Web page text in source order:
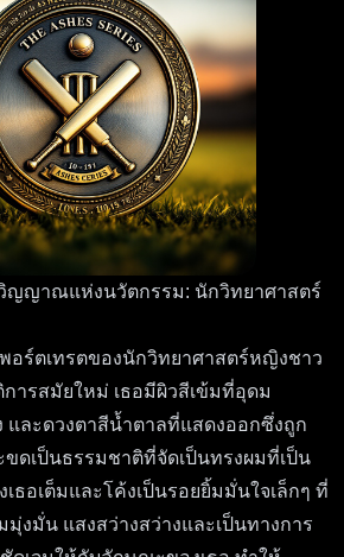
ญญาณแห่งนวัตกรรม: นักวิทยาศาสตร์
อร์ตเทรตของนักวิทยาศาสตร์หญิงชาว
ารสมัยใหม่ เธอมีผิวสีเข้มที่อุดม
ละดวงตาสีน้ำตาลที่แสดงออกซึ่งถูก
ดเป็นธรรมชาติที่จัดเป็นทรงผมที่เป็น
ธอเต็มและโค้งเป็นรอยยิ้มมั่นใจเล็กๆ ที่
งมั่น แสงสว่างสว่างและเป็นทางการ